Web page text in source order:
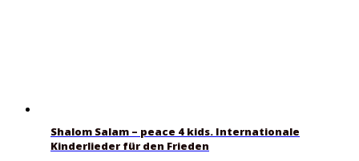
Shalom Salam – peace 4 kids. Internationale
Kinderlieder für den Frieden